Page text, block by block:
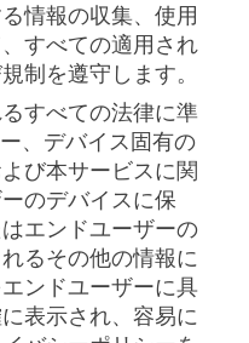
情報の収集、使用
すべての適用され
制を遵守します。
すべての法律に準
、デバイス固有の
び本サービスに関
のデバイスに保
エンドユーザーの
るその他の情報に
ンドユーザーに具
表示され、容易に